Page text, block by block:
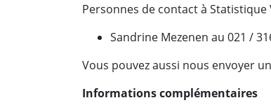
Personnes de contact à Statistique
Sandrine Mezenen au 021 /
Vous pouvez aussi nous envoyer un
Informations complémentaires